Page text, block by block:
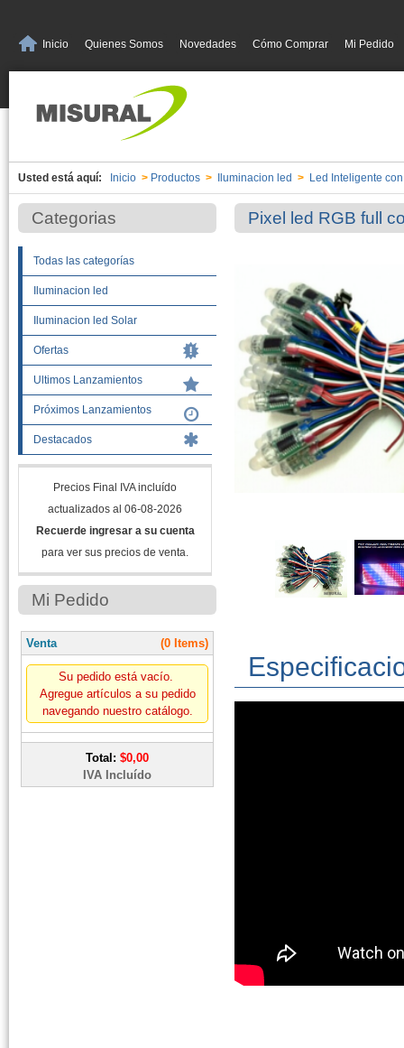
Inicio Quienes Somos Novedades Cómo Comprar Mi Pedido
Usted está aquí: Inicio > Productos > Iluminacion led > Led Inteligente
Categorias
Todas las categorías
Iluminacion led
Iluminacion led Solar
Ofertas
Ultimos Lanzamientos
Próximos Lanzamientos
Destacados
Precios Final IVA incluído
actualizados al 06-08-2026
Recuerde ingresar a su cuenta
para ver sus precios de venta.
Mi Pedido
Venta (0 Items)
Total: $0,00
IVA Incluído
Su pedido está vacío.
Agregue artículos a su pedido
navegando nuestro catálogo.
Pixel led RGB full